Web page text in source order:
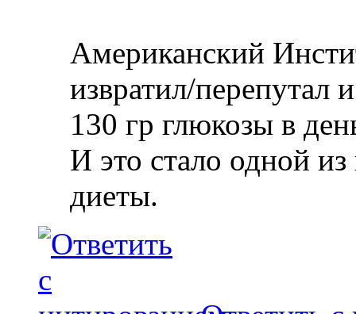
Американский
извратил/перепутал
130 гр глюкозы в
И это стало одной
диеты.